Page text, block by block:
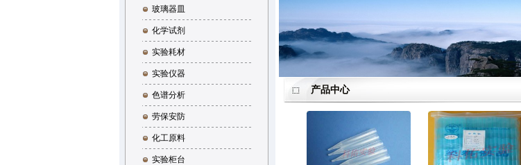
玻璃器皿
化学试剂
实验耗材
实验仪器
色谱分析
劳保安防
化工原料
实验柜台
产品中心